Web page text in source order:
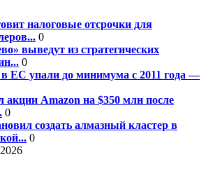
налоговые отсрочки для
0
выведут из стратегических
0
в ЕС упали до минимума с 2011 года —
акции Amazon на $350 млн после
0
создать алмазный кластер в
0